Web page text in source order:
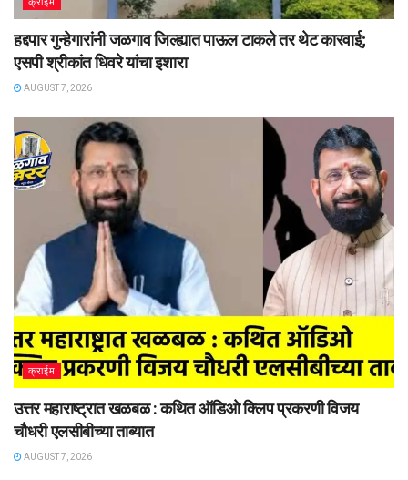
हद्दपार गुन्हेगारांनी जळगाव जिल्ह्यात पाऊल टाकले तर थेट कारवाई;
एसपी श्रीकांत धिवरे यांचा इशारा
AUGUST 7, 2026
क्राईम
उत्तर महाराष्ट्रात खळबळ : कथित ऑडिओ क्लिप प्रकरणी विजय
चौधरी एलसीबीच्या ताब्यात
AUGUST 7, 2026